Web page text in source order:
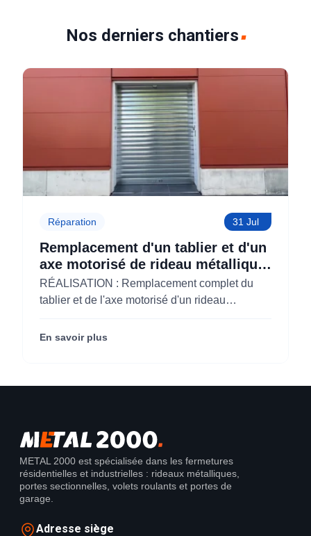
Nos derniers chantiers
Réparation 31 Jul
Remplacement d'un tablier et d'un
axe motorisé de rideau métallique
pour M'CHADAL (Optical Center)
(95)
RÉALISATION : Remplacement complet du
tablier et de l'axe motorisé d'un rideau
Center) (95290).
En savoir plus
METAL 2000 est spécialisée dans les fermetures
résidentielles et industrielles : rideaux métalliques,
portes sectionnelles, volets roulants et portes de
garage.
Adresse siège